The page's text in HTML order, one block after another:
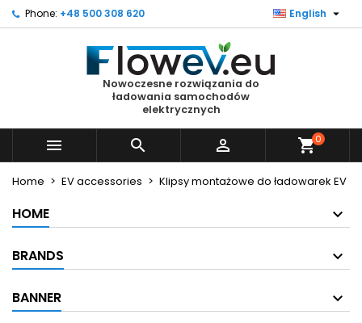
Phone: +48 500 308 620 English 
Nowoczesne rozwiązania do
ładowania samochodów
elektrycznych
   shopping_cart0
Home EV accessories Klipsy montażowe do ładowarek EV
HOME
BRANDS
BANNER
Moje listy życzeń ×
Utwórz nową listę
((modalTitle)) ×
((confirmMessage))
Create wishlist ×
Wishlist name
Create wishlist
Sign in ×
You need to be logged in to save products in your
Cancel Sign in